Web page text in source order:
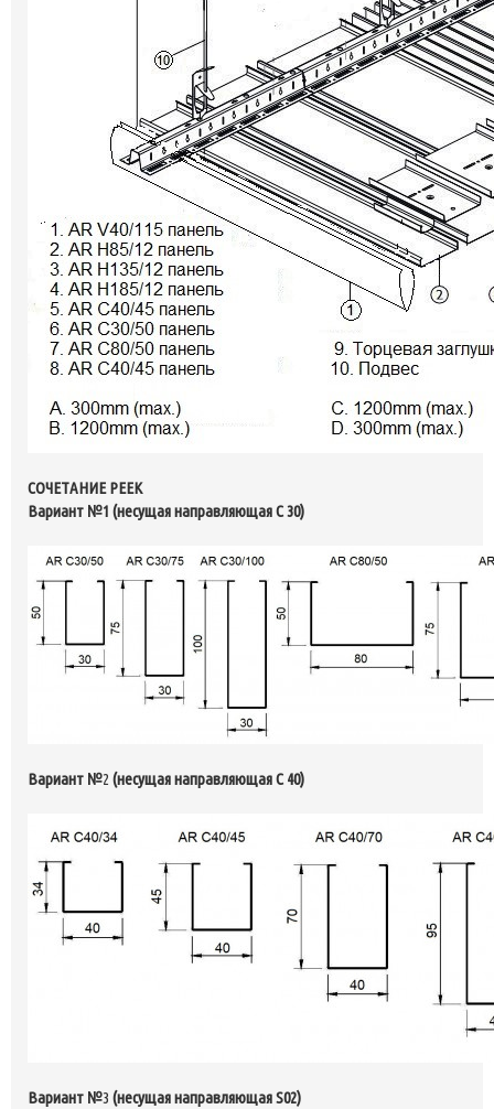
СОЧЕТАНИЕ РЕЕК
Вариант №1 (несущая направляющая С 30)
Вариант №2 (несущая направляющая С 40)
Вариант №3 (несущая направляющаяS02)